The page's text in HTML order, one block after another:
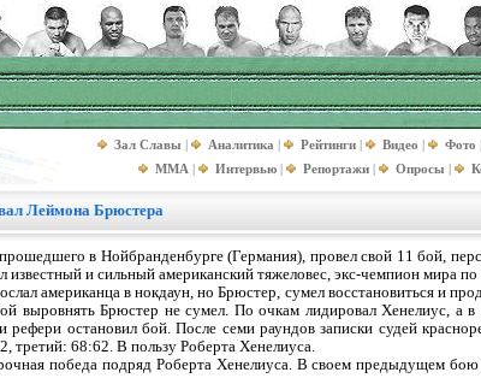
Зал Славы | Аналитика | Рейтинги | Видео | Фото |
MMA | Интервью | Репортажи | Опросы |
Леймона Брюстера
в Нойбранденбурге (Германия), провел свой 11 бой,
известный и сильный американский тяжеловес, экс-чемпион мира
американца в нокдаун, но Брюстер, сумел восстановиться и
выровнять Брюстер не сумел. По очкам лидировал Хенелиус, а
остановил бой. После семи раундов записки судей
третий: 68:62. В пользу Роберта Хенелиуса.
победа подряд Роберта Хенелиуса. В своем предыдущем бою